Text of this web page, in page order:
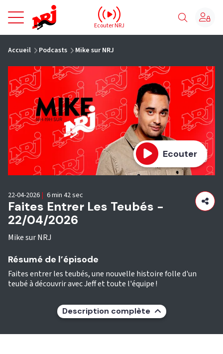
NRJ - Accueil
Ecouter NRJ
Accueil Podcasts Mike sur NRJ
Ecouter
Faites Entrer Les Teubés -
22/04/2026
Mike sur NRJ
22-04-2026 | 6 min 42 sec
Résumé de l’épisode
Faites entrer les teubés, une nouvelle histoire folle d'un
teubé à découvrir avec Jeff et toute l'équipe !
Description complète